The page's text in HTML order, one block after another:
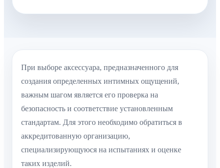
При выборе аксессуара, предназначенного для
создания определенных интимных ощущений,
важным шагом является его проверка на
безопасность и соответствие установленным
стандартам. Для этого необходимо обратиться в
аккредитованную организацию,
специализирующуюся на испытаниях и оценке
таких изделий.